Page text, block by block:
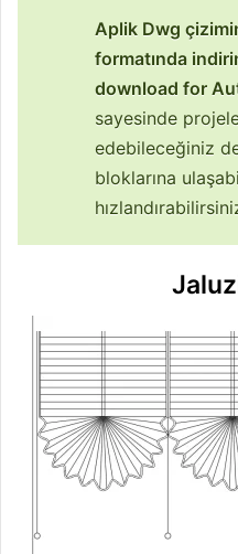
Aplik Dwg
formatında
download for
sayesinde
edebileceğiniz
bloklarına